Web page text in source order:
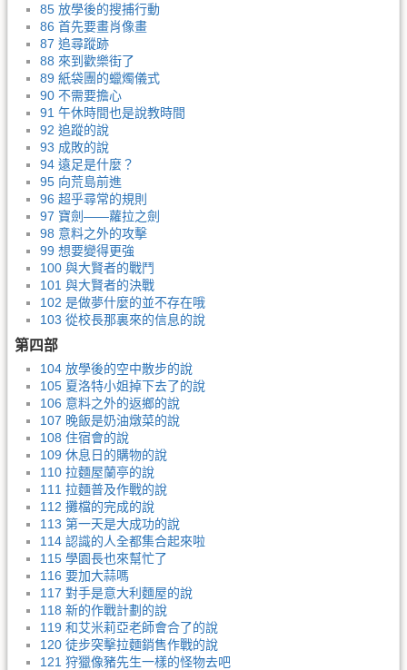
85 放學後的搜捕行動
86 首先要畫肖像畫
87 追尋蹤跡
88 來到歡樂街了
89 紙袋團的蠟燭儀式
90 不需要擔心
91 午休時間也是說教時間
92 追蹤的說
93 成敗的說
94 遠足是什麼？
95 向荒島前進
96 超乎尋常的規則
97 寶劍——蘿拉之劍
98 意料之外的攻擊
99 想要變得更強
100 與大賢者的戰鬥
101 與大賢者的決戰
102 是做夢什麼的並不存在哦
103 從校長那裏來的信息的說
第四部
104 放學後的空中散步的說
105 夏洛特小姐掉下去了的說
106 意料之外的返鄉的說
107 晚飯是奶油燉菜的說
108 住宿會的說
109 休息日的購物的說
110 拉麵屋蘭亭的說
111 拉麵普及作戰的說
112 攤檔的完成的說
113 第一天是大成功的說
114 認識的人全都集合起來啦
115 學園長也來幫忙了
116 要加大蒜嗎
117 對手是意大利麵屋的說
118 新的作戰計劃的說
119 和艾米莉亞老師會合了的說
120 徒步突擊拉麵銷售作戰的說
121 狩獵像豬先生一樣的怪物去吧